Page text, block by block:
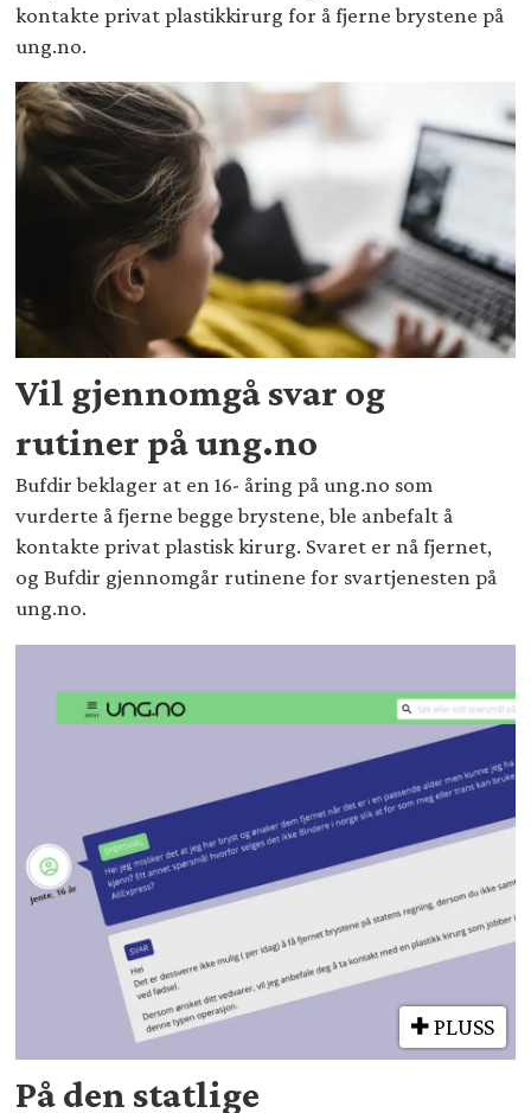
kontakte privat plastikkirurg for å fjerne brystene på
ung.no.
Vil gjennomgå svar og
rutiner på ung.no
Bufdir beklager at en 16- åring på ung.no som
vurderte å fjerne begge brystene, ble anbefalt å
kontakte privat plastisk kirurg. Svaret er nå fjernet,
og Bufdir gjennomgår rutinene for svartjenesten på
ung.no.
PLUSS
På den statlige